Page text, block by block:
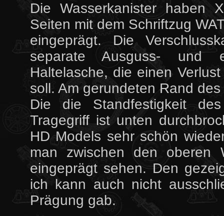
Die Wasserkanister haben
Seiten mit dem Schriftzug
eingeprägt. Die
separate Ausguss- und
Haltelasche, die einen
soll. Am gerundeten Rand
Die die Standfestigkeit
Tragegriff ist unten
HD Models sehr schön
man zwischen den
eingeprägt sehen. Den
ich kann auch nicht
Prägung gab.